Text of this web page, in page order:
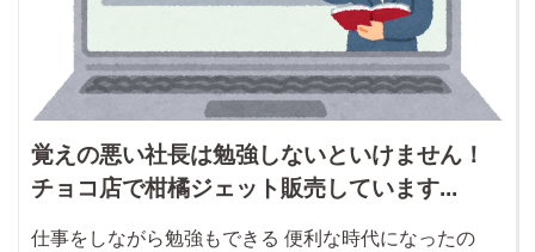
覚えの悪い社長は勉強しないといけません！
チョコ店で柑橘ジェット販売しています...
仕事をしながら勉強もできる 便利な時代になったの